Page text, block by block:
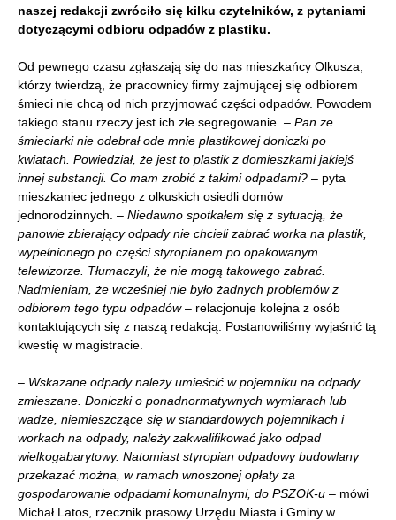
naszej redakcji zwróciło się kilku czytelników, z pytaniami
dotyczącymi odbioru odpadów z plastiku.
Od pewnego czasu zgłaszają się do nas mieszkańcy Olkusza,
którzy twierdzą, że pracownicy firmy zajmującej się odbiorem
śmieci nie chcą od nich przyjmować części odpadów. Powodem
takiego stanu rzeczy jest ich złe segregowanie. – Pan ze
śmieciarki nie odebrał ode mnie plastikowej doniczki po
kwiatach. Powiedział, że jest to plastik z domieszkami jakiejś
innej substancji. Co mam zrobić z takimi odpadami? – pyta
mieszkaniec jednego z olkuskich osiedli domów
jednorodzinnych. – Niedawno spotkałem się z sytuacją, że
panowie zbierający odpady nie chcieli zabrać worka na plastik,
wypełnionego po części styropianem po opakowanym
telewizorze. Tłumaczyli, że nie mogą takowego zabrać.
Nadmieniam, że wcześniej nie było żadnych problemów z
odbiorem tego typu odpadów– relacjonuje kolejna z osób
kontaktujących się z naszą redakcją. Postanowiliśmy wyjaśnić tą
kwestię w magistracie.
– Wskazane odpady należy umieścić w pojemniku na odpady
zmieszane. Doniczki o ponadnormatywnych wymiarach lub
wadze, niemieszczące się w standardowych pojemnikach i
workach na odpady, należy zakwalifikować jako odpad
wielkogabarytowy. Natomiast styropian odpadowy budowlany
przekazać można, w ramach wnoszonej opłaty za
gospodarowanie odpadami komunalnymi, do PSZOK-u – mówi
Michał Latos, rzecznik prasowy Urzędu Miasta i Gminy w